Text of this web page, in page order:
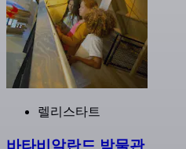
렐리스타트
바타비알란드 박물관